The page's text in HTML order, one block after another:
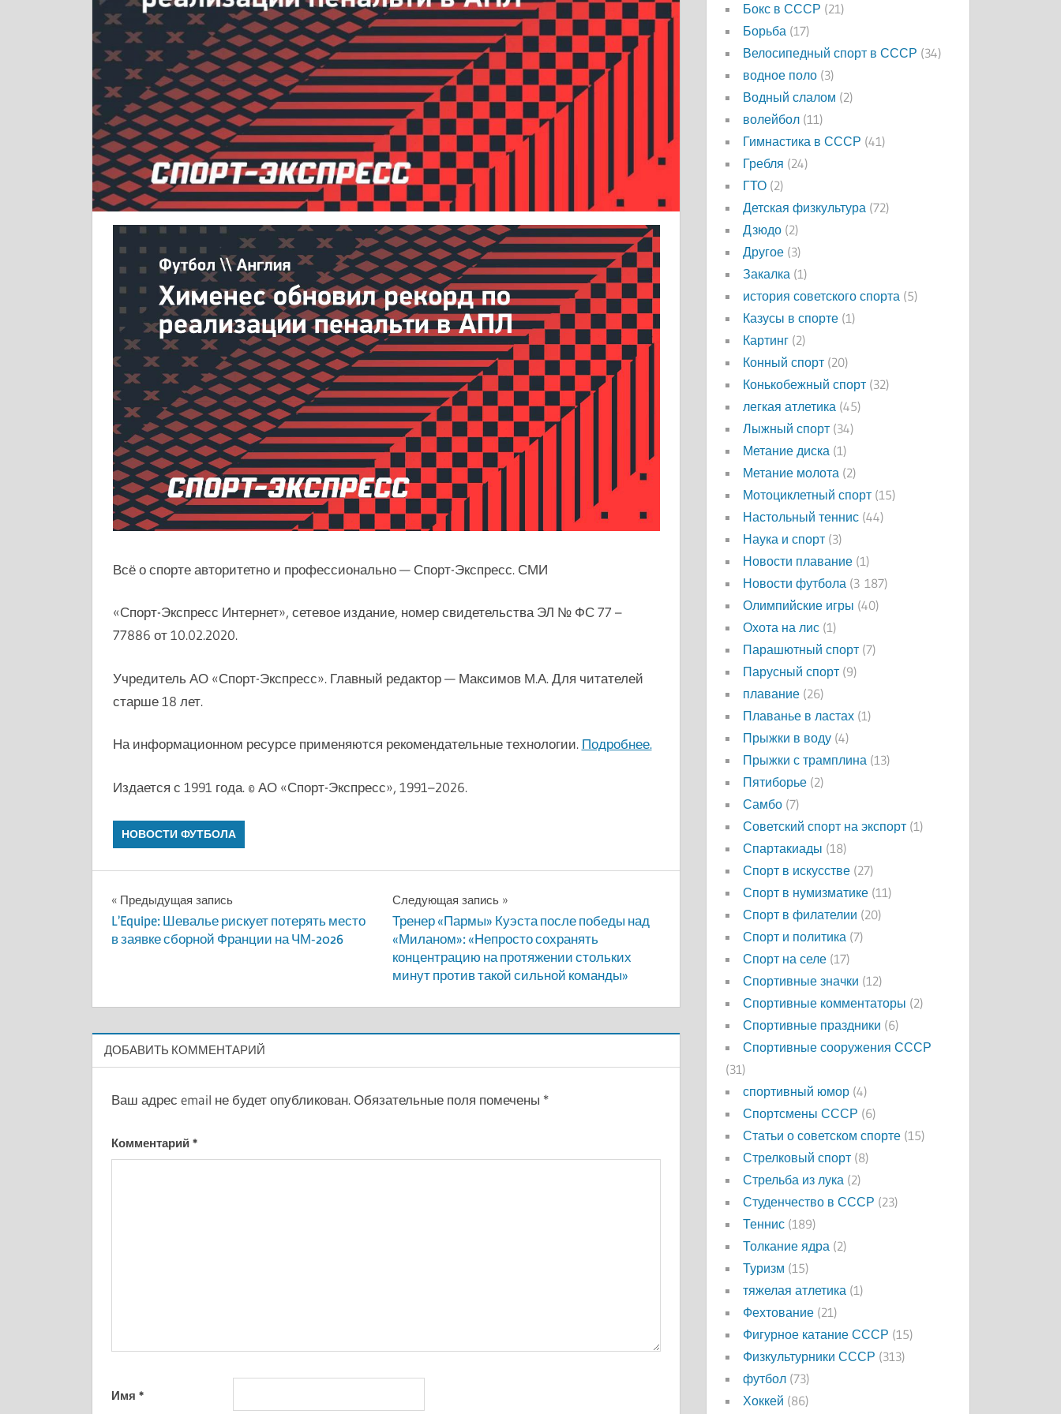
Всё о спорте авторитетно и профессионально — Спорт-Экспресс. СМИ
«Спорт-Экспресс Интернет», сетевое издание, номер свидетельства ЭЛ № ФС 77 –
77886 от 10.02.2020.
Учредитель АО «Спорт-Экспресс». Главный редактор — Максимов М.А. Для читателей
старше 18 лет.
На информационном ресурсе применяются рекомендательные технологии. Подробнее.
Издается с 1991 года. © АО «Спорт-Экспресс», 1991–2026.
НОВОСТИ ФУТБОЛА
Навигация
по
Предыдущая запись
L’Equipe: Шевалье рискует потерять место
в заявке сборной Франции на ЧМ-2026
Следующая запись
Тренер «Пармы» Куэста после победы над
«Миланом»: «Непросто сохранять
концентрацию на протяжении стольких
минут против такой сильной команды»
ДОБАВИТЬ КОММЕНТАРИЙ
Ваш адрес email не будет опубликован.Обязательные поля помечены *
Комментарий *
Имя *
Бокс в СССР (21)
Борьба (17)
Велосипедный спорт в СССР (34)
водное поло (3)
Водный слалом (2)
волейбол (11)
Гимнастика в СССР (41)
Гребля (24)
ГТО (2)
Детская физкультура (72)
Дзюдо (2)
Другое (3)
Закалка (1)
история советского спорта (5)
Казусы в спорте (1)
Картинг (2)
Конный спорт (20)
Конькобежный спорт (32)
легкая атлетика (45)
Лыжный спорт (34)
Метание диска (1)
Метание молота (2)
Мотоциклетный спорт (15)
Настольный теннис (44)
Наука и спорт (3)
Новости плавание (1)
Новости футбола (3 187)
Олимпийские игры (40)
Охота на лис (1)
Парашютный спорт (7)
Парусный спорт (9)
плавание (26)
Плаванье в ластах (1)
Прыжки в воду (4)
Прыжки с трамплина (13)
Пятиборье (2)
Самбо (7)
Советский спорт на экспорт (1)
Спартакиады (18)
Спорт в искусстве (27)
Спорт в нумизматике (11)
Спорт в филателии (20)
Спорт и политика (7)
Спорт на селе (17)
Спортивные значки (12)
Спортивные комментаторы (2)
Спортивные праздники (6)
Спортивные сооружения СССР
(31)
спортивный юмор (4)
Спортсмены СССР (6)
Статьи о советском спорте (15)
Стрелковый спорт (8)
Стрельба из лука (2)
Студенчество в СССР (23)
Теннис (189)
Толкание ядра (2)
Туризм (15)
тяжелая атлетика (1)
Фехтование (21)
Фигурное катание СССР (15)
Физкультурники СССР (313)
футбол (73)
Хоккей (86)